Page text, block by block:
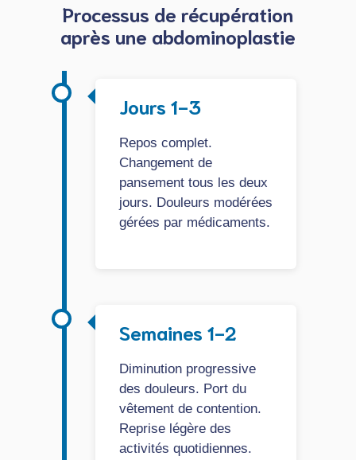
Processus de récupération
après une abdominoplastie
Jours 1-3
Repos complet.
Changement de
pansement tous les deux
jours. Douleurs modérées
gérées par médicaments.
Semaines 1-2
Diminution progressive
des douleurs. Port du
vêtement de contention.
Reprise légère des
activités quotidiennes.